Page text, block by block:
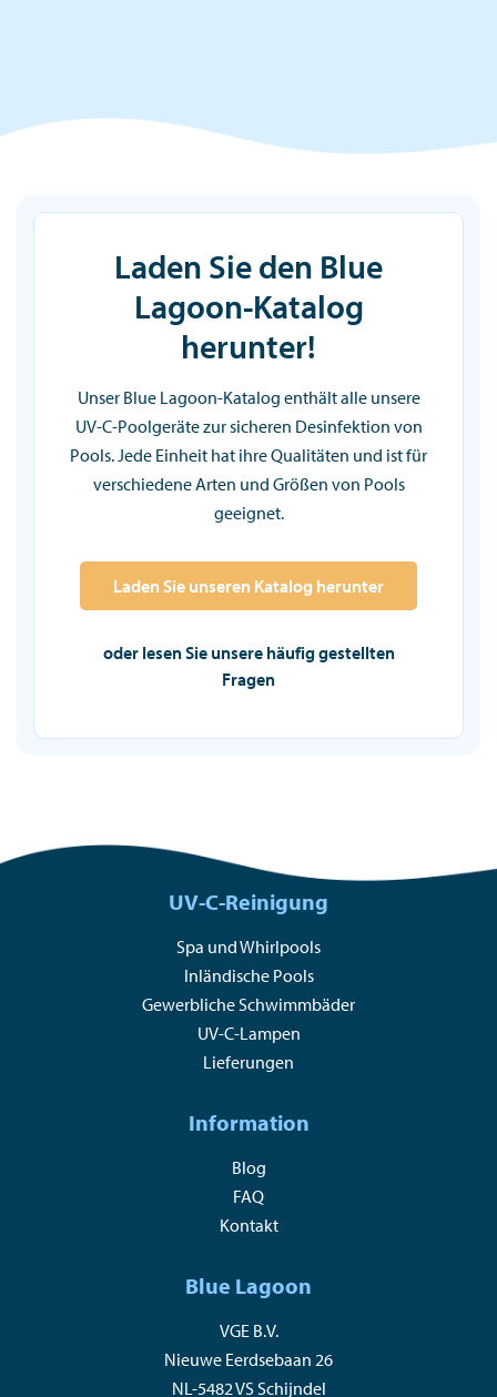
Laden Sie den Blue
Lagoon-Katalog
herunter!
Unser Blue Lagoon-Katalog enthält alle unsere
UV-C-Poolgeräte zur sicheren Desinfektion von
Pools. Jede Einheit hat ihre Qualitäten und ist für
verschiedene Arten und Größen von Pools
geeignet.
Laden Sie unseren Katalog herunter
oder lesen Sie unsere häufig gestellten
Fragen
UV-C-Reinigung
Spa und Whirlpools
Inländische Pools
Gewerbliche Schwimmbäder
UV-C-Lampen
Lieferungen
Information
Blog
FAQ
Kontakt
Blue Lagoon
VGE B.V.
Nieuwe Eerdsebaan 26
NL-5482 VS Schijndel